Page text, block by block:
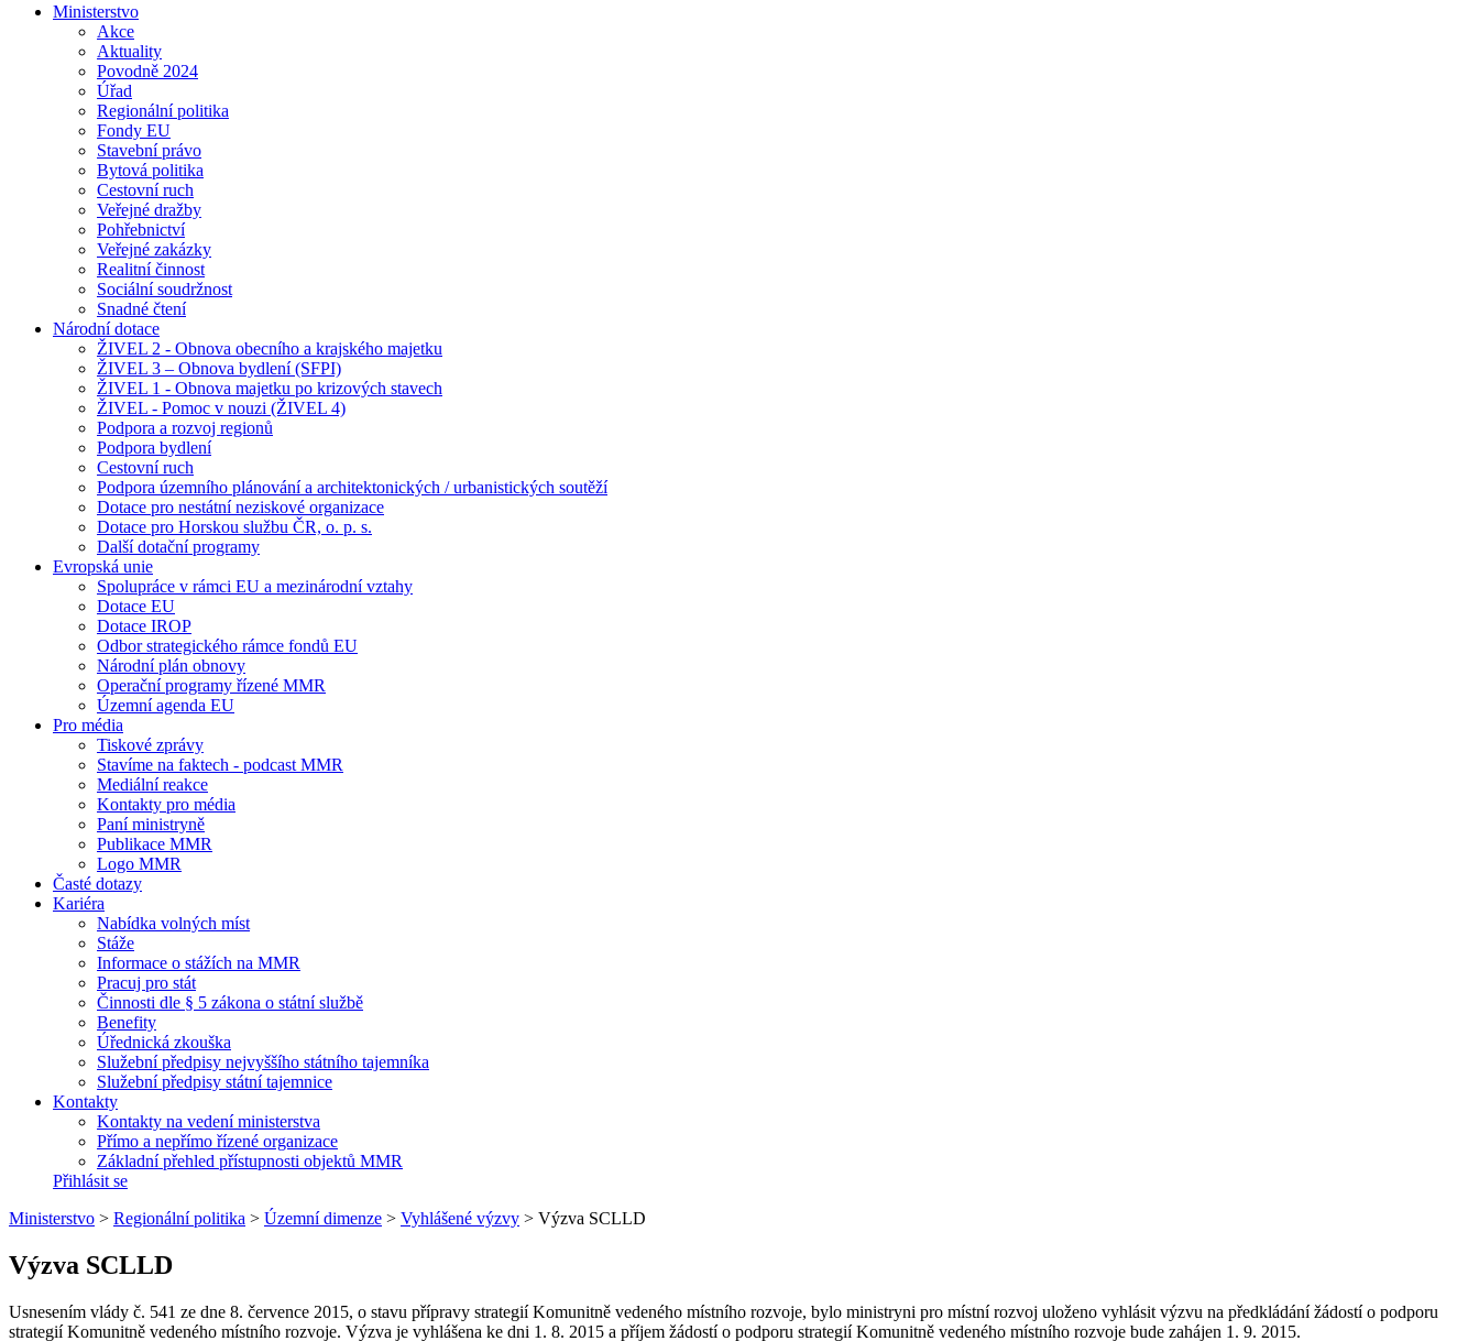
Ministerstvo
Akce
Aktuality
Povodně 2024
Úřad
Regionální politika
Fondy EU
Stavební právo
Bytová politika
Cestovní ruch
Veřejné dražby
Pohřebnictví
Veřejné zakázky
Realitní činnost
Sociální soudržnost
Snadné čtení
Národní dotace
ŽIVEL 2 - Obnova obecního a krajského majetku
ŽIVEL 3 – Obnova bydlení (SFPI)
ŽIVEL 1 - Obnova majetku po krizových stavech
ŽIVEL - Pomoc v nouzi (ŽIVEL 4)
Podpora a rozvoj regionů
Podpora bydlení
Cestovní ruch
Podpora územního plánování a architektonických / urbanistických soutěží
Dotace pro nestátní neziskové organizace
Dotace pro Horskou službu ČR, o. p. s.
Další dotační programy
Evropská unie
Spolupráce v rámci EU a mezinárodní vztahy
Dotace EU
Dotace IROP
Odbor strategického rámce fondů EU
Národní plán obnovy
Operační programy řízené MMR
Územní agenda EU
Pro média
Tiskové zprávy
Stavíme na faktech - podcast MMR
Mediální reakce
Kontakty pro média
Paní ministryně
Publikace MMR
Logo MMR
Časté dotazy
Kariéra
Nabídka volných míst
Stáže
Informace o stážích na MMR
Pracuj pro stát
Činnosti dle § 5 zákona o státní službě
Benefity
Úřednická zkouška
Služební předpisy nejvyššího státního tajemníka
Služební předpisy státní tajemnice
Kontakty
Kontakty na vedení ministerstva
Přímo a nepřímo řízené organizace
Základní přehled přístupnosti objektů MMR
Přihlásit se
Ministerstvo > Regionální politika > Územní dimenze > Vyhlášené výzvy > Výzva SCLLD
Výzva SCLLD
Usnesením vlády č. 541 ze dne 8. července 2015, o stavu přípravy strategií Komunitně vedeného místního rozvoje, bylo ministryni pro místní rozvoj uloženo vyhlásit výzvu na předkládání žádostí o podporu
strategií Komunitně vedeného místního rozvoje. Výzva je vyhlášena ke dni 1. 8. 2015 a příjem žádostí o podporu strategií Komunitně vedeného místního rozvoje bude zahájen 1. 9. 2015.